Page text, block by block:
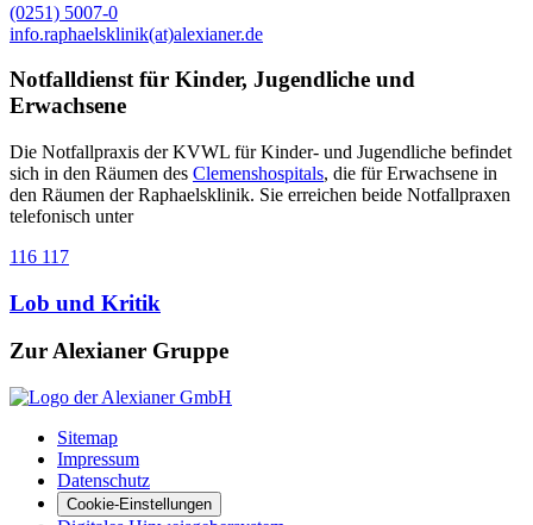
(0251) 5007-0
info.raphaelsklinik(at)alexianer.de
Notfalldienst für Kinder, Jugendliche und
Erwachsene
Die Notfallpraxis der KVWL für Kinder- und Jugendliche befindet
sich in den Räumen des Clemenshospitals, die für Erwachsene in
den Räumen der Raphaelsklinik. Sie erreichen beide Notfallpraxen
telefonisch unter
116 117
Lob und Kritik
Zur Alexianer Gruppe
Sitemap
Impressum
Datenschutz
Cookie-Einstellungen